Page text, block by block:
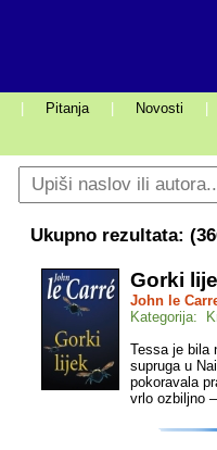
Pitanja Novosti
Ukupno rezultata: (
Gorki
John le
Kategorija:
Tessa je bila
supruga u
pokoravala
vrlo ozbiljno